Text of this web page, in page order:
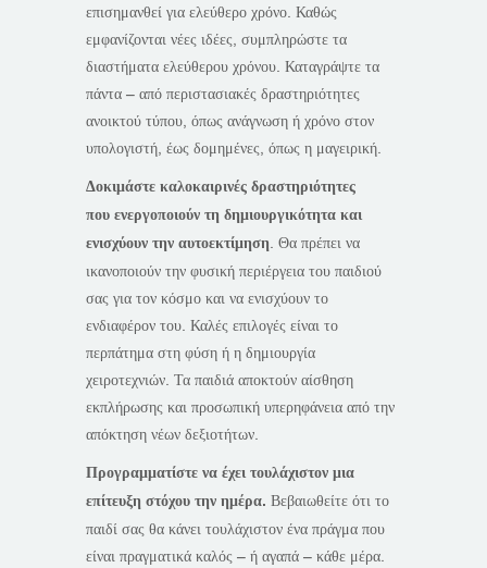
επισημανθεί για ελεύθερο χρόνο. Καθώς
εμφανίζονται νέες ιδέες, συμπληρώστε τα
διαστήματα ελεύθερου χρόνου. Καταγράψτε τα
πάντα – από περιστασιακές δραστηριότητες
ανοικτού τύπου, όπως ανάγνωση ή χρόνο στον
υπολογιστή, έως δομημένες, όπως η μαγειρική.
Δοκιμάστε καλοκαιρινές δραστηριότητες
που ενεργοποιούν τη δημιουργικότητα και
ενισχύουν την αυτοεκτίμηση. Θα πρέπει να
ικανοποιούν την φυσική περιέργεια του παιδιού
σας για τον κόσμο και να ενισχύουν το
ενδιαφέρον του. Καλές επιλογές είναι το
περπάτημα στη φύση ή η δημιουργία
χειροτεχνιών. Τα παιδιά αποκτούν αίσθηση
εκπλήρωσης και προσωπική υπερηφάνεια από την
απόκτηση νέων δεξιοτήτων.
Προγραμματίστε να έχει τουλάχιστον μια
επίτευξη στόχου την ημέρα. Βεβαιωθείτε ότι το
παιδί σας θα κάνει τουλάχιστον ένα πράγμα που
είναι πραγματικά καλός – ή αγαπά – κάθε μέρα.